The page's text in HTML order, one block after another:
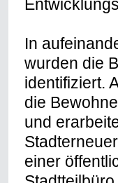
In
wurden die
identifiziert.
die
und
einer